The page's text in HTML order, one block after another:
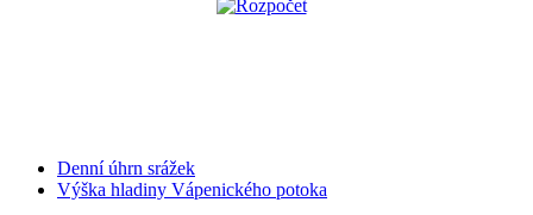
Denní úhrn srážek
Výška hladiny Vápenického potoka